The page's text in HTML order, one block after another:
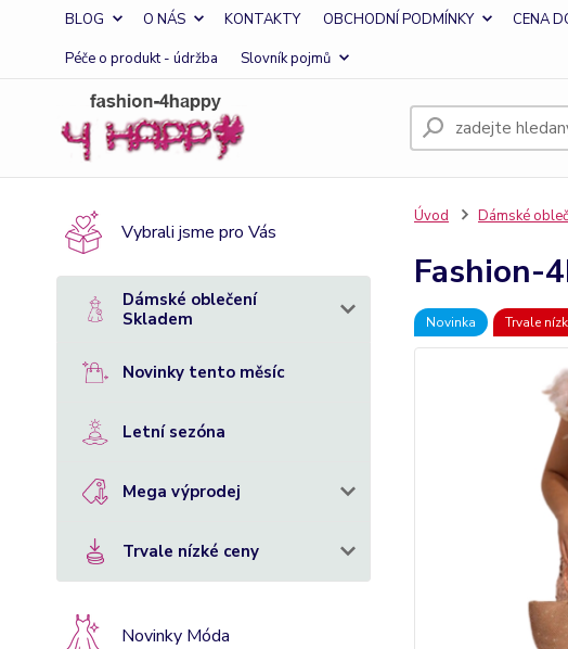
BLOG O NÁS KONTAKTY OBCHODNÍ PODMÍNKY CENA
Péče o produkt - údržba
Slovník pojmů
Vybrali jsme pro Vás
Dámské oblečení
Skladem
Novinky tento měsíc
Letní sezóna
Mega výprodej
Trvale nízké ceny
Novinky Móda
Úvod Dámské
Fashion-
Novinka Trvale